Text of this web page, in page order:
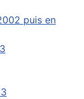
puis en